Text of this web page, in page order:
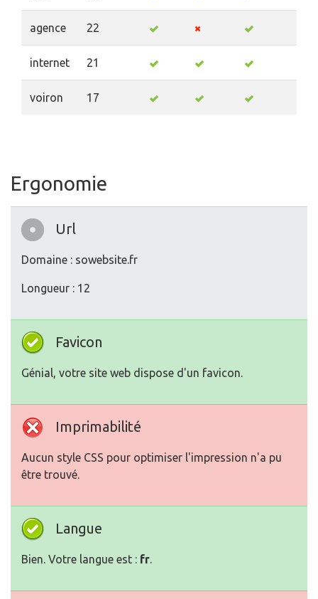
agence 22
internet 21
voiron 17
Ergonomie
Url
Domaine : sowebsite.fr
Longueur : 12
Favicon
Génial, votre site web dispose d'un favicon.
Imprimabilité
Aucun style CSS pour optimiser l'impression n'a pu
être trouvé.
Langue
Bien. Votre langue est : fr.